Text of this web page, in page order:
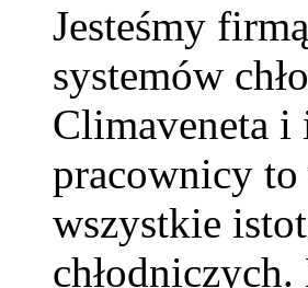
Jesteśmy
systemów
Climaveneta i
pracownicy
wszystkie